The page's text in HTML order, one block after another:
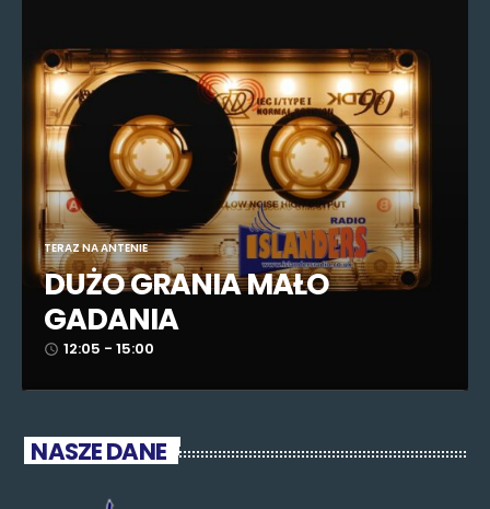
TERAZ NA ANTENIE
DUŻO GRANIA MAŁO
GADANIA
access_time 12:05 - 15:00
NASZE DANE